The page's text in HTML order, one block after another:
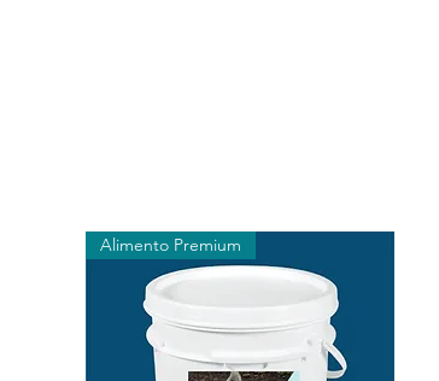
Alimento Premium